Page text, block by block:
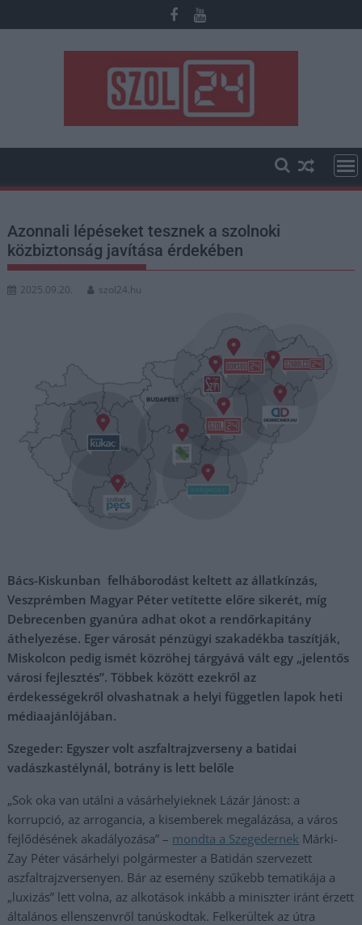
to
Azonnali lépéseket tesznek a szolnoki
közbiztonság javítása érdekében
2025.09.20. szol24.hu
Bács-Kiskunban felháborodást keltett az állatkínzás,
Veszprémben Magyar Péter vetítette előre sikerét, míg
Debrecenben gyanúra adhat okot a rendőrkapitány
áthelyezése. Eger városát pénzügyi szakadékba taszítják,
Miskolcon pedig ismét közröhej tárgyává vált egy „jelentős
városi fejlesztés”. Többek között ezekről az
érdekességekről olvashatnak a helyi független lapok heti
médiaajánlójában.
Szegeder: Egyszer volt aszfaltrajzverseny a batidai
vadászkastélynál, botrány is lett belőle
„Sok oka van utálni a vásárhelyieknek Lázár Jánost: a
korrupció, az arrogancia, a kisemberek megalázása, a város
fejlődésének akadályozása” – mondta a Szegedernek Márki-
Zay Péter vásárhelyi polgármester a Batidán szervezett
aszfaltrajzversenyen. Bár az esemény szűkebb tematikája a
„luxizás” lett volna, az alkotások inkább a miniszter iránt érzett
általános ellenszenvről tanúskodtak. Felkerültek az útra